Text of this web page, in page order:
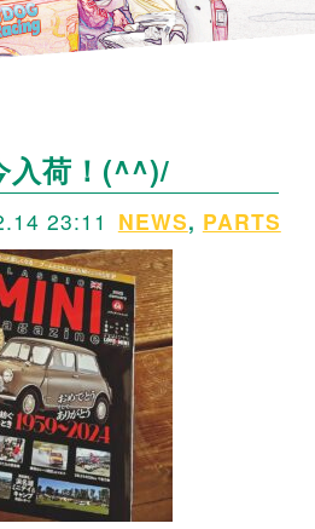
入荷！(^^)/
23:11 NEWS, PARTS